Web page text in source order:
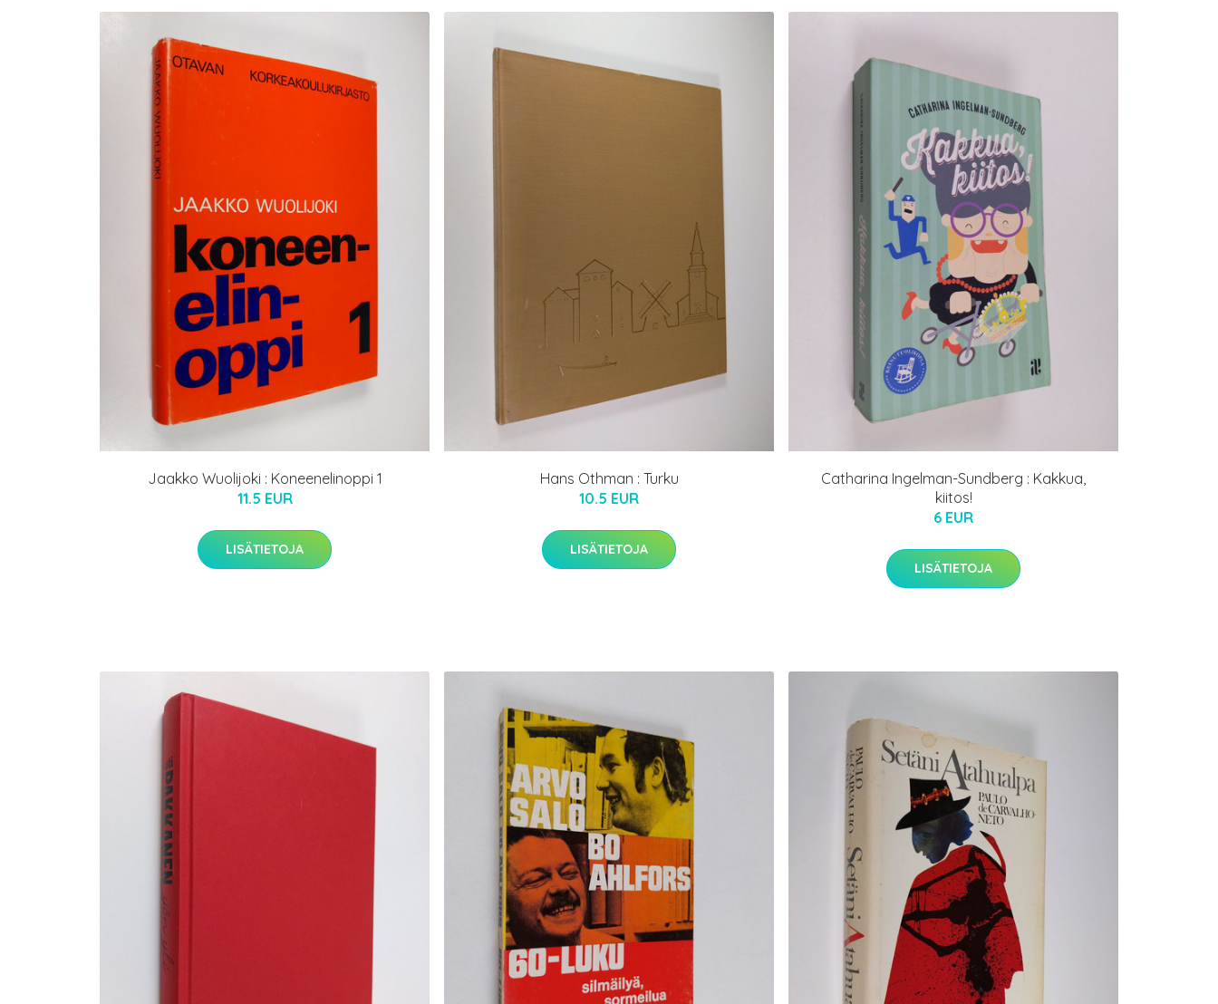
Jaakko Wuolijoki : Koneenelinoppi 1
11.5 EUR
LISÄTIETOJA
Hans Othman : Turku
10.5 EUR
LISÄTIETOJA
Catharina Ingelman-Sundberg : Kakkua,
kiitos!
6 EUR
LISÄTIETOJA